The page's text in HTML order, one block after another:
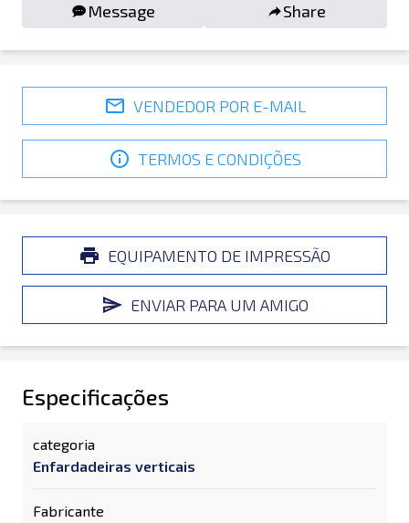
Message Share
VENDEDOR POR E-MAIL
TERMOS E CONDIÇÕES
EQUIPAMENTO DE IMPRESSÃO
ENVIAR PARA UM AMIGO
Especificações
categoria
Enfardadeiras verticais
Fabricante